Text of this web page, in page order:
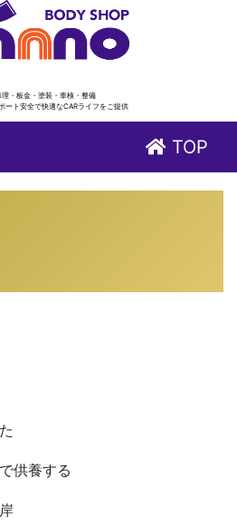
理・板金・塗装・車検・整備
ート安全で快適なCARライフをご提供
TOP
供養する